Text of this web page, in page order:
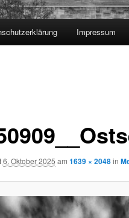
Impressum
6. Oktober 2025 am 1639 × 2048in